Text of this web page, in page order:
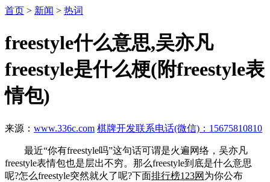
首页 > 新闻 > 热词
freestyle什么意思,吴亦凡
freestyle是什么梗(附freestyle表
情包)
来源： www.336c.com 棋牌开发联系电话(微信)：15675810810
最近“你有freestyle吗”这句话可谓是火遍网络，吴亦凡
freestyle表情包也是层出不穷。那么freestyle到底是什么意思
呢?怎么freestyle突然就火了呢?下面排行榜123网 为你公布